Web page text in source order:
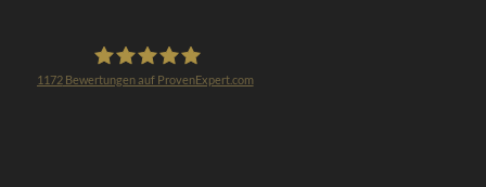
1172Bewertungen auf ProvenExpert.com